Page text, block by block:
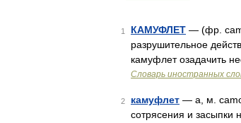
1 КАМУФЛЕТ — (фр.
разрушительное
камуфлет озадачить
Словарь иностранных
2 камуфлет — а, м.
сотрясения и засыпки